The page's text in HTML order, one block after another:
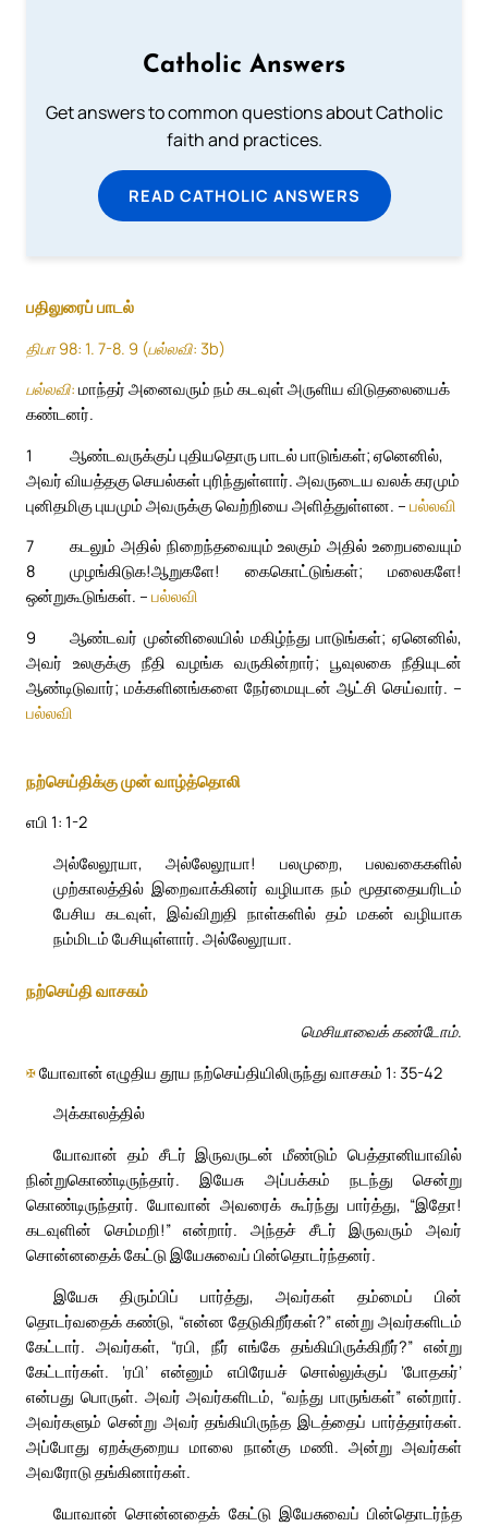
Catholic Answers
Get answers to common questions about Catholic
faith and practices.
READ CATHOLIC ANSWERS
பதிலுரைப் பாடல்
திபா 98: 1. 7-8. 9 (பல்லவி: 3b)
பல்லவி: மாந்தர் அனைவரும் நம் கடவுள் அருளிய விடுதலையைக்
கண்டனர்.
1
ஆண்டவருக்குப் புதியதொரு பாடல் பாடுங்கள்; ஏனெனில்,
அவர் வியத்தகு செயல்கள் புரிந்துள்ளார். அவருடைய வலக் கரமும்
புனிதமிகு புயமும் அவருக்கு வெற்றியை அளித்துள்ளன. – பல்லவி
7
கடலும் அதில் நிறைந்தவையும் உலகும் அதில் உறைபவையும்
முழங்கிடுக!
8
ஆறுகளே! கைகொட்டுங்கள்; மலைகளே!
ஒன்றுகூடுங்கள். – பல்லவி
9
ஆண்டவர் முன்னிலையில் மகிழ்ந்து பாடுங்கள்; ஏனெனில்,
அவர் உலகுக்கு நீதி வழங்க வருகின்றார்; பூவுலகை நீதியுடன்
ஆண்டிடுவார்; மக்களினங்களை நேர்மையுடன் ஆட்சி செய்வார். –
பல்லவி
நற்செய்திக்கு முன் வாழ்த்தொலி
எபி 1: 1-2
அல்லேலூயா, அல்லேலூயா! பலமுறை, பலவகைகளில்
முற்காலத்தில் இறைவாக்கினர் வழியாக நம் மூதாதையரிடம்
பேசிய கடவுள், இவ்விறுதி நாள்களில் தம் மகன் வழியாக
நம்மிடம் பேசியுள்ளார். அல்லேலூயா.
நற்செய்தி வாசகம்
மெசியாவைக் கண்டோம்.
✠யோவான் எழுதிய தூய நற்செய்தியிலிருந்து வாசகம் 1: 35-42
அக்காலத்தில்
யோவான் தம் சீடர் இருவருடன் மீண்டும் பெத்தானியாவில்
நின்றுகொண்டிருந்தார். இயேசு அப்பக்கம் நடந்து சென்று
கொண்டிருந்தார். யோவான் அவரைக் கூர்ந்து பார்த்து, “இதோ!
கடவுளின் செம்மறி!” என்றார். அந்தச் சீடர் இருவரும் அவர்
சொன்னதைக் கேட்டு இயேசுவைப் பின்தொடர்ந்தனர்.
இயேசு திரும்பிப் பார்த்து, அவர்கள் தம்மைப் பின்
தொடர்வதைக் கண்டு, “என்ன தேடுகிறீர்கள்?” என்று அவர்களிடம்
கேட்டார். அவர்கள், “ரபி, நீர் எங்கே தங்கியிருக்கிறீர்?” என்று
கேட்டார்கள். ‘ரபி’ என்னும் எபிரேயச் சொல்லுக்குப் ‘போதகர்’
என்பது பொருள். அவர் அவர்களிடம், “வந்து பாருங்கள்” என்றார்.
அவர்களும் சென்று அவர் தங்கியிருந்த இடத்தைப் பார்த்தார்கள்.
அப்போது ஏறக்குறைய மாலை நான்கு மணி. அன்று அவர்கள்
அவரோடு தங்கினார்கள்.
யோவான் சொன்னதைக் கேட்டு இயேசுவைப் பின்தொடர்ந்த